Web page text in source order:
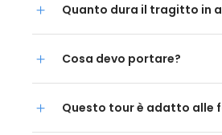
Quanto dura il tragitto in
Cosa devo portare?
Questo tour è adatto alle